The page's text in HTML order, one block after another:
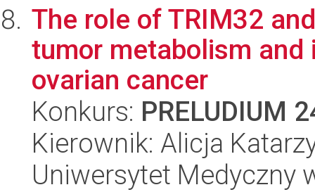
The role of TRIM32
tumor metabolism and
ovarian cancer
Konkurs: PRELUDIUM
Kierownik: Alicja
Uniwersytet Medyczny